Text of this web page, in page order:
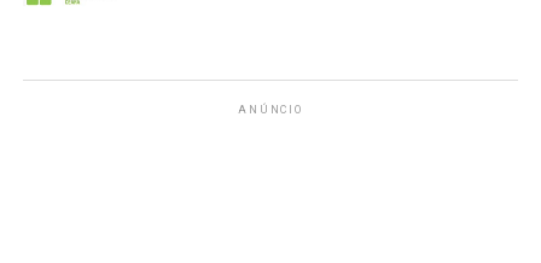
ANÚNCIO